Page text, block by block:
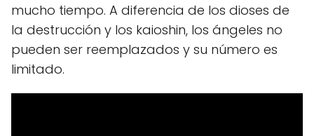
mucho tiempo. A diferencia de los dioses de
la destrucción y los kaioshin, los ángeles no
pueden ser reemplazados y su número es
limitado.